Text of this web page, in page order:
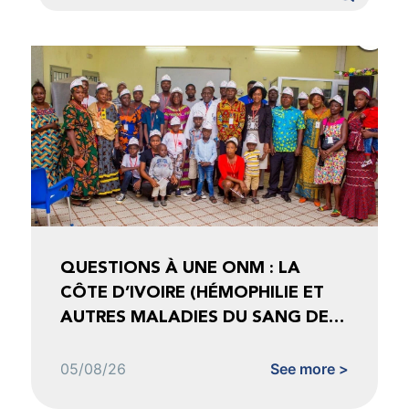
QUESTIONS À UNE ONM : LA
CÔTE D’IVOIRE (HÉMOPHILIE ET
AUTRES MALADIES DU SANG DE
05/08/26 See more >